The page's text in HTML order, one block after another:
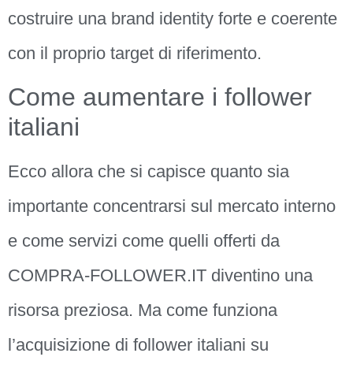
costruire una brand identity forte e coerente
con il proprio target di riferimento.
Come aumentare i follower
italiani
Ecco allora che si capisce quanto sia
importante concentrarsi sul mercato interno
e come servizi come quelli offerti da
COMPRA-FOLLOWER.IT diventino una
risorsa preziosa. Ma come funziona
l’acquisizione di follower italiani su